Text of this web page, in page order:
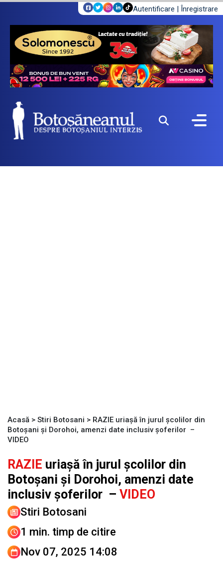
Autentificare | Înregistrare
Acasă > Stiri Botosani > RAZIE uriașă în jurul școlilor din
Botoșani și Dorohoi, amenzi date inclusiv șoferilor –
VIDEO
RAZIE uriașă în jurul școlilor din
Botoșani și Dorohoi, amenzi date
inclusiv șoferilor – VIDEO
Stiri Botosani
1 min. timp de citire
Nov 07, 2025 14:08